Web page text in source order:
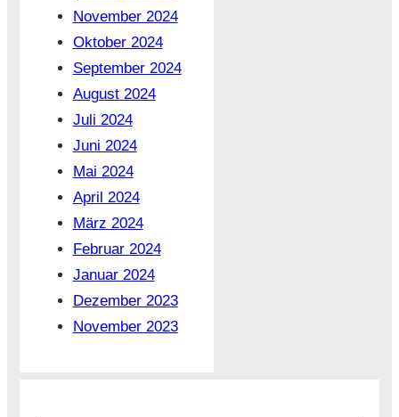
November 2024
Oktober 2024
September 2024
August 2024
Juli 2024
Juni 2024
Mai 2024
April 2024
März 2024
Februar 2024
Januar 2024
Dezember 2023
November 2023